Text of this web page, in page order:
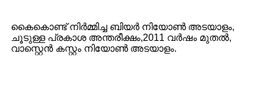
കൈകൊണ്ട് നിർമ്മിച്ച ബിയർ നിയോൺ അടയാളം,
ചൂടുള്ള പ്രകാശ അന്തരീക്ഷം,2011 വർഷം മുതൽ,
വാസ്റ്റെൻ കസ്റ്റം നിയോൺ അടയാളം.